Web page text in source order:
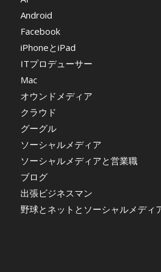
Android
Facebook
iPhoneとiPad
ITプロデューサー
Mac
オウンドメディア
クラウド
グーグル
ソーシャルメディア
ソーシャルメディアと営業職
ブログ
出張ビジネスマン
野球とネットとソーシャルメディ